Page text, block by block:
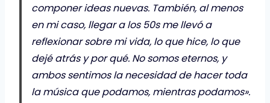
componer ideas nuevas. También, al menos
en mi caso, llegar a los 50s me llevó a
reflexionar sobre mi vida, lo que hice, lo que
dejé atrás y por qué. No somos eternos, y
ambos sentimos la necesidad de hacer toda
la música que podamos, mientras podamos».